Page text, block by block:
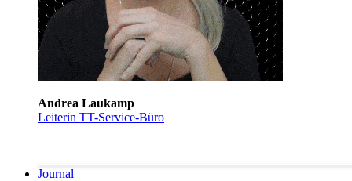
Andrea Laukamp
Leiterin TT-Service-Büro
Journal